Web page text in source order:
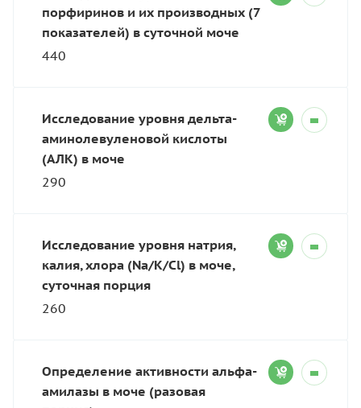
порфиринов и их производных (7
показателей) в суточной моче
440
Исследование уровня дельта-
аминолевуленовой кислоты
(АЛК) в моче
290
Исследование уровня натрия,
калия, хлора (Na/K/Cl) в моче,
суточная порция
260
Определение активности альфа-
амилазы в моче (разовая